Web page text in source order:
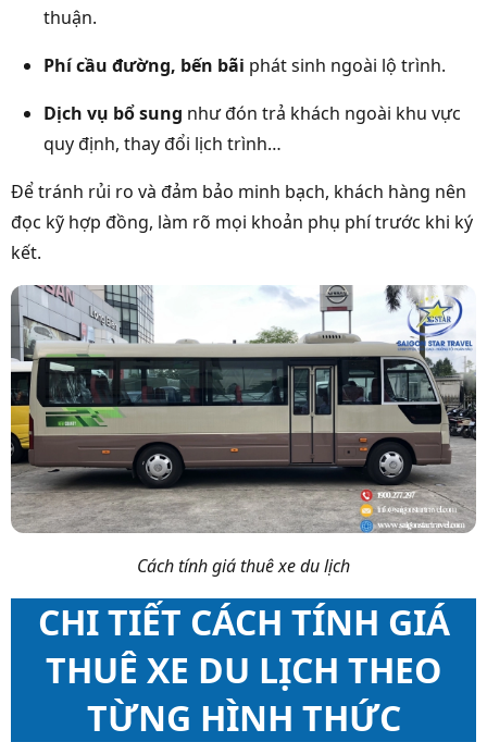
thuận.
Phí cầu đường, bến bãi phát sinh ngoài lộ trình.
Dịch vụ bổ sung như đón trả khách ngoài khu vực
quy định, thay đổi lịch trình…
Để tránh rủi ro và đảm bảo minh bạch, khách hàng nên
đọc kỹ hợp đồng, làm rõ mọi khoản phụ phí trước khi ký
kết.
Cách tính giá thuê xe du lịch
CHI TIẾT CÁCH TÍNH GIÁ
THUÊ XE DU LỊCH THEO
TỪNG HÌNH THỨC